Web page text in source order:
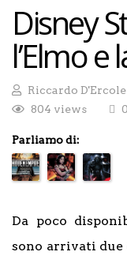
Disney
l’Elmo e
Riccardo D'Ercole
804 views
Parliamo di:
Da poco
sono arrivati